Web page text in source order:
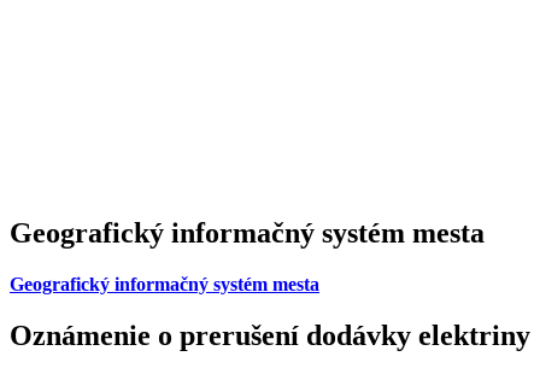
Geografický informačný systém mesta
Geografický informačný systém mesta
Oznámenie o prerušení dodávky elektriny